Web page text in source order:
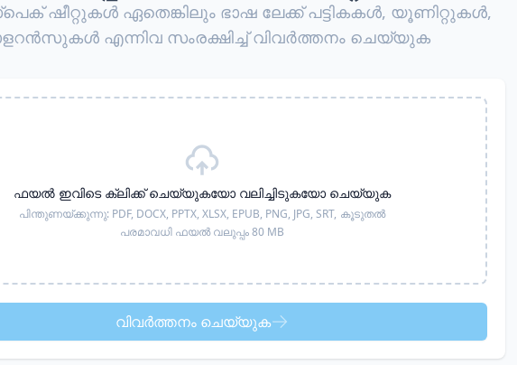
ഷീറ്റുകൾ ഏതെങ്കിലും ഭാഷ ലേക്ക് പട്ടികകൾ, യൂണിറ്റുകൾ,
എന്നിവ സംരക്ഷിച്ച് വിവർത്തനം ചെയ്യുക
ഫയൽ ഇവിടെ ക്ലിക്ക് ചെയ്യുകയോ വലിച്ചിടുകയോ ചെയ്യുക
പിന്തുണയ്ക്കുന്നു: PDF, DOCX, PPTX, XLSX, EPUB, PNG, JPG, SRT, കൂടുതൽ
പരമാവധി ഫയൽ വലുപ്പം 80 MB
വിവർത്തനം ചെയ്യുക